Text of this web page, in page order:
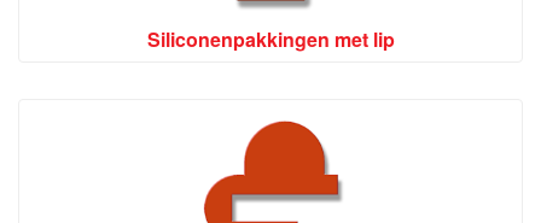
Siliconenpakkingen met lip